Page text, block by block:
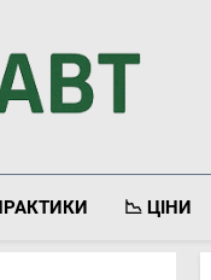
📉 ЦІНИ